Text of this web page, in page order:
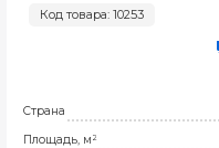
Код товара: 10253
Страна
Площадь, м²